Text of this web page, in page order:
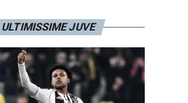
ULTIMISSIME JUVE